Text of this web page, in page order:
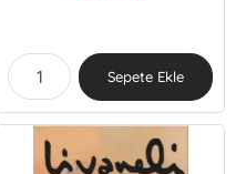
Sepete Ekle